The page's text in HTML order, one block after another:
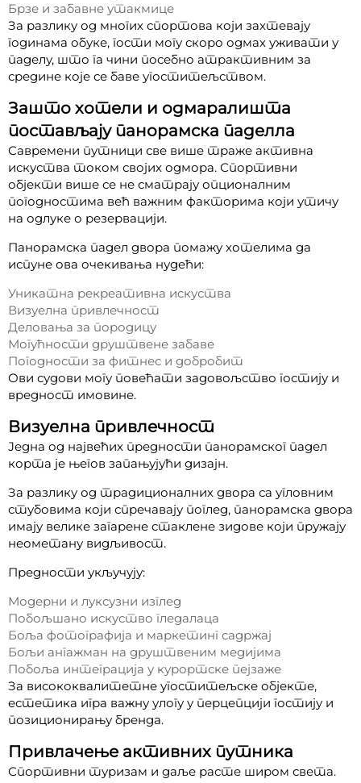
Брзе и забавне утакмице
За разлику од многих спортова који захтевају
годинама обуке, гости могу скоро одмах уживати у
паделу, што га чини посебно атрактивним за
средине које се баве угоститељством.
Зашто хотели и одмаралишта
постављају панорамска паделла
Савремени путници све више траже активна
искуства током својих одмора. Спортивни
објекти више се не сматрају опционалним
погодностима већ важним факторима који утичу
на одлуке о резервацији.
Панорамска падел двора помажу хотелима да
испуне ова очекивања нудећи:
Уникатна рекреативна искуства
Визуелна привлечност
Деловања за породицу
Могућности друштвене забаве
Погодности за фитнес и добробит
Ови судови могу повећати задовољство гостију и
вредност имовине.
Визуелна привлечност
Једна од највећих предности панорамског падел
корта је његов запањујући дизајн.
За разлику од традиционалних двора са угловним
стубовима који спречавају поглед, панорамска двора
имају велике загарене стаклене зидове који пружају
неометану видљивост.
Предности укључују:
Модерни и луксузни изглед
Побољшано искуство гледалаца
Боља фотографија и маркетинг садржај
Бољи ангажман на друштвеним медијима
Побоља интеграција у курортске пејзаже
За висококвалитетне угоститељске објекте,
естетика игра важну улогу у перцепцији гостију и
позиционирању бренда.
Привлачење активних путника
Спортивни туризам и даље расте широм света.